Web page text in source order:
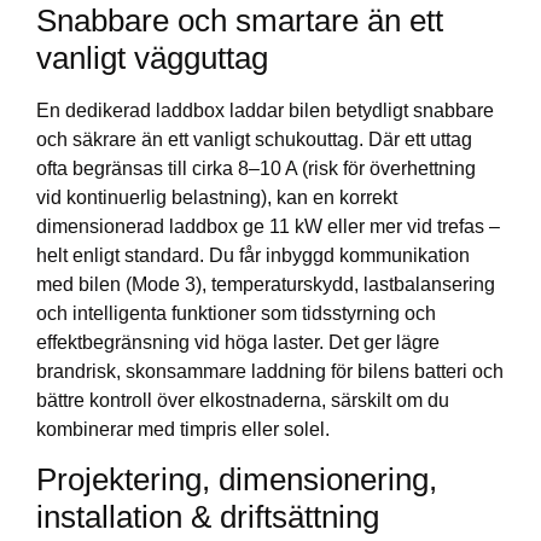
Snabbare och smartare än ett
vanligt vägguttag
En dedikerad laddbox laddar bilen betydligt snabbare
och säkrare än ett vanligt schukouttag. Där ett uttag
ofta begränsas till cirka 8–10 A (risk för överhettning
vid kontinuerlig belastning), kan en korrekt
dimensionerad laddbox ge 11 kW eller mer vid trefas –
helt enligt standard. Du får inbyggd kommunikation
med bilen (Mode 3), temperaturskydd, lastbalansering
och intelligenta funktioner som tidsstyrning och
effektbegränsning vid höga laster. Det ger lägre
brandrisk, skonsammare laddning för bilens batteri och
bättre kontroll över elkostnaderna, särskilt om du
kombinerar med timpris eller solel.
Projektering, dimensionering,
installation & driftsättning